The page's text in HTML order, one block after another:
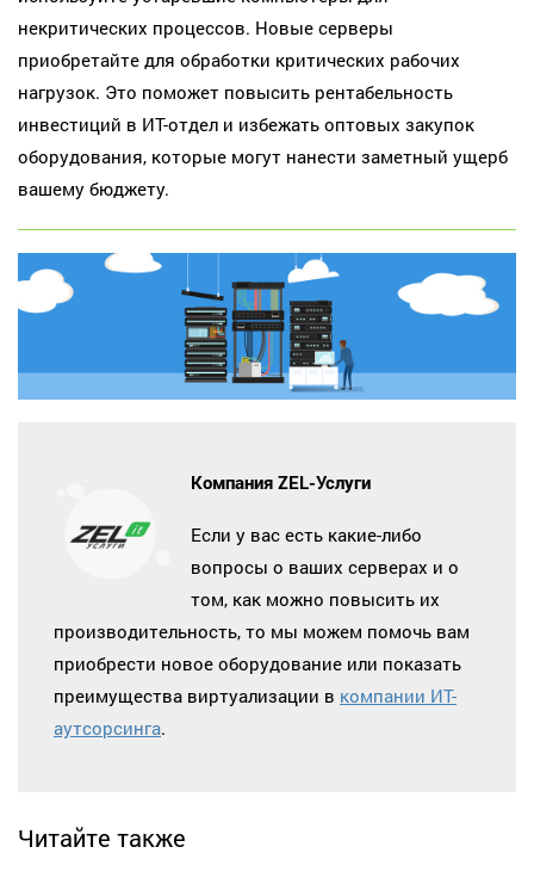
некритических процессов. Новые серверы
приобретайте для обработки критических рабочих
нагрузок. Это поможет повысить рентабельность
инвестиций в ИТ-отдел и избежать оптовых закупок
оборудования, которые могут нанести заметный ущерб
вашему бюджету.
Компания ZEL-Услуги
Если у вас есть какие-либо
вопросы о ваших серверах и о
том, как можно повысить их
производительность, то мы можем помочь вам
приобрести новое оборудование или показать
преимущества виртуализации в компании ИТ-
аутсорсинга.
Читайте также